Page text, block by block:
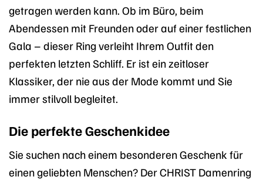
getragen werden kann. Ob im Büro, beim
Abendessen mit Freunden oder auf einer festlichen
Gala – dieser Ring verleiht Ihrem Outfit den
perfekten letzten Schliff. Er ist ein zeitloser
Klassiker, der nie aus der Mode kommt und Sie
immer stilvoll begleitet.
Die perfekte Geschenkidee
Sie suchen nach einem besonderen Geschenk für
einen geliebten Menschen? Der CHRIST Damenring